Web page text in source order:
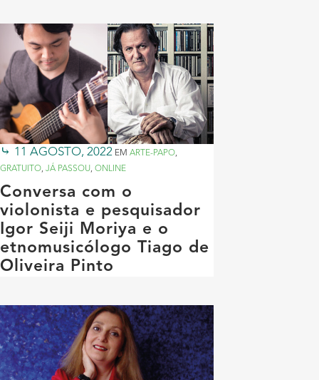
11 AGOSTO, 2022 EM ARTE-PAPO,
GRATUITO, JÁ PASSOU, ONLINE
Conversa com o
violonista e pesquisador
Igor Seiji Moriya e o
etnomusicólogo Tiago de
Oliveira Pinto